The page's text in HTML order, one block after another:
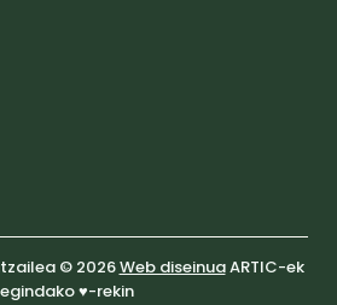
© 2026Web diseinuaARTIC-ek
egindako ♥️-rekin